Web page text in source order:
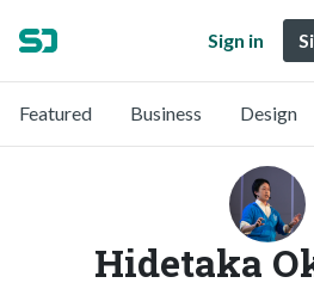
Sign in
Featured Business Design
Hidetaka